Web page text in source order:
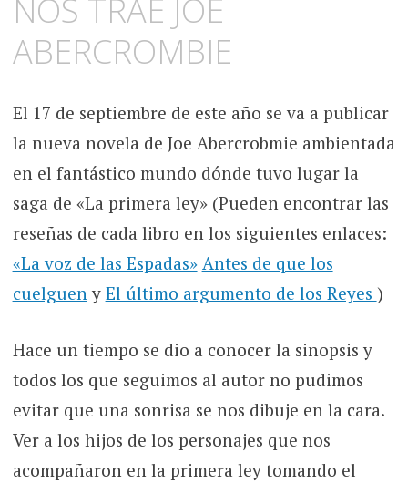
NOS TRAE JOE
ABERCROMBIE
El 17 de septiembre de este año se va a publicar
la nueva novela de Joe Abercrobmie ambientada
en el fantástico mundo dónde tuvo lugar la
saga de «La primera ley» (Pueden encontrar las
reseñas de cada libro en los siguientes enlaces:
«La voz de las Espadas» Antes de que los
cuelgueny El último argumento de los Reyes )
Hace un tiempo se dio a conocer la sinopsis y
todos los que seguimos al autor no pudimos
evitar que una sonrisa se nos dibuje en la cara.
Ver a los hijos de los personajes que nos
acompañaron en la primera ley tomando el